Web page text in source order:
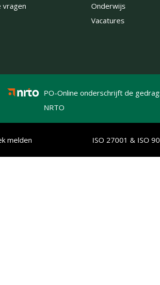
vragen
Onderwijs
Vacatures
PO-Online onderschrijft de
NRTO
melden ISO 27001 & ISO